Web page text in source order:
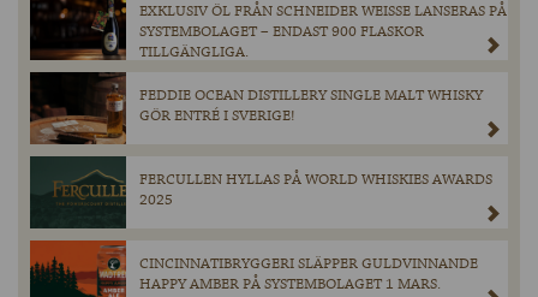
EXKLUSIV ÖL FRÅN SCHNEIDER WEISSE LANSERAS PÅ
SYSTEMBOLAGET – ENDAST 900 FLASKOR
TILLGÄNGLIGA.
FEDDIE OCEAN DISTILLERY SINGLE MALT WHISKY
GÖR ENTRÉ I SVERIGE!
FERCULLEN HYLLAS PÅ WORLD WHISKIES AWARDS
2025
CINCINNATIBRYGGERI SLÄPPER GULDVINNANDE
HAPPY AMBER PÅ SYSTEMBOLAGET 1 MARS.